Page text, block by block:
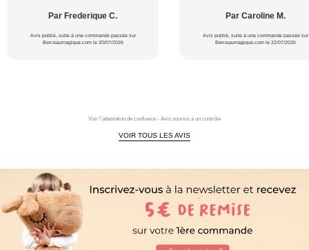
Par Frederique C.
Avis publié, suite à une commande passée sur
Berceaumagique.com le 20/07/2026
Par Caroline M.
Avis publié, suite à une commande passée sur
Berceaumagique.com le 22/07/2026
Voir l'attestation de confiance - Avis soumis à un contrôle
VOIR TOUS LES AVIS